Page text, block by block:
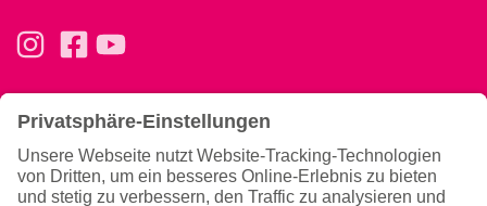
Basics
Konzept
Trainingsphilosophie
Ernährung & Tipps
Ernährung
Magazin